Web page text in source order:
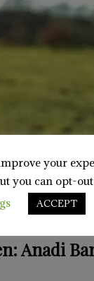
Anadi
your
you can opt-
ACCEPT